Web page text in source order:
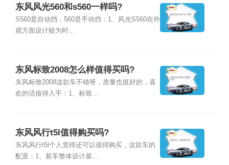
东风风光560和s560一样吗?
S560是自动挡，560是手动挡：1、风光S560在外
观方面设计较为时...
东风标致2008怎么样值得买吗?
东风标致2008这款车不错呀，质量也挺好的，喜
欢的话值得入手：1、标致...
东风风行t5l值得购买吗?
东风风行t5l个人觉得还可以值得购买，这款车的
配置：1、新车整体设计基...